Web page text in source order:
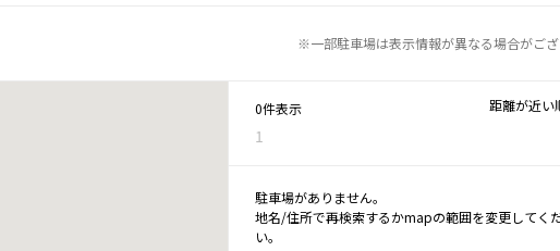
※一部駐車場は表示情報が異なる場合がご
0件表示
1
距離が近い
駐車場がありません。
地名/住所で再検索するかmapの範囲を変更してく
い。